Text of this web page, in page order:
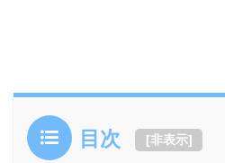
目次 [非表示]